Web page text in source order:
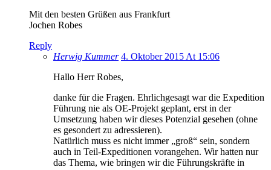
Mit den besten Grüßen aus Frankfurt
Jochen Robes
Reply
Herwig Kummer 4. Oktober 2015 At 15:06
Hallo Herr Robes,
danke für die Fragen. Ehrlichgesagt war die Expedition
Führung nie als OE-Projekt geplant, erst in der
Umsetzung haben wir dieses Potenzial gesehen (ohne
es gesondert zu adressieren).
Natürlich muss es nicht immer „groß“ sein, sondern
auch in Teil-Expeditionen vorangehen. Wir hatten nur
das Thema, wie bringen wir die Führungskräfte in